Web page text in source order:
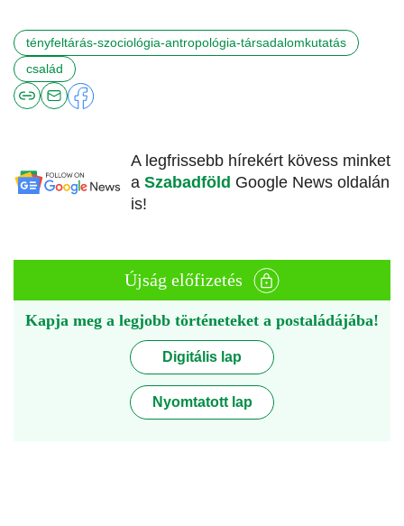
tényfeltárás-szociológia-antropológia-társadalomkutatás
család
A legfrissebb hírekért kövess minket
a Szabadföld Google News oldalán
is!
Újság előfizetés
Kapja meg a legjobb történeteket a postaládájába!
Digitális lap
Nyomtatott lap